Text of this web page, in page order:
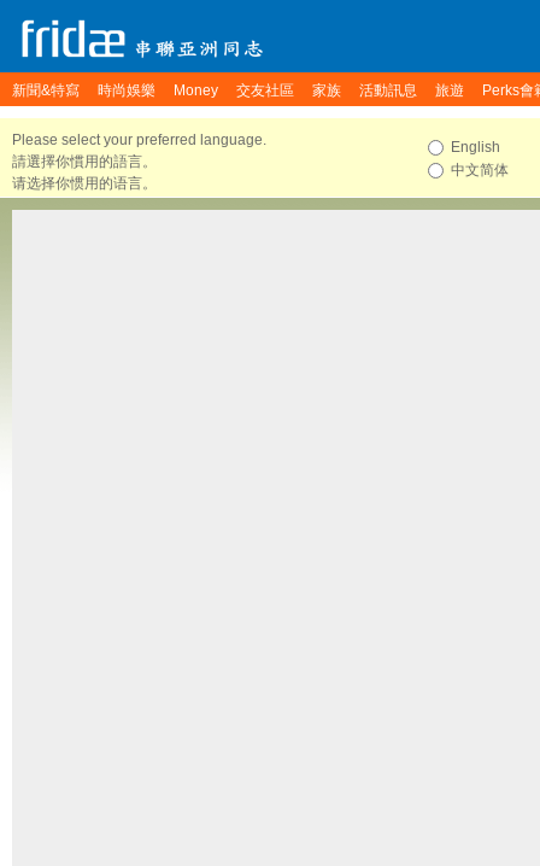
新聞&特寫 時尚娛樂 Money 交友社區 家族 活動訊息 旅遊 Perks會
Please select your preferred language.
請選擇你慣用的語言。
请选择你惯用的语言。
English
中文简体